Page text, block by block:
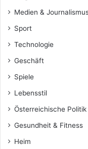
Medien &
Sport
Technologie
Geschäft
Spiele
Lebensstil
Österreichische Politik
Gesundheit & Fitness
Heim